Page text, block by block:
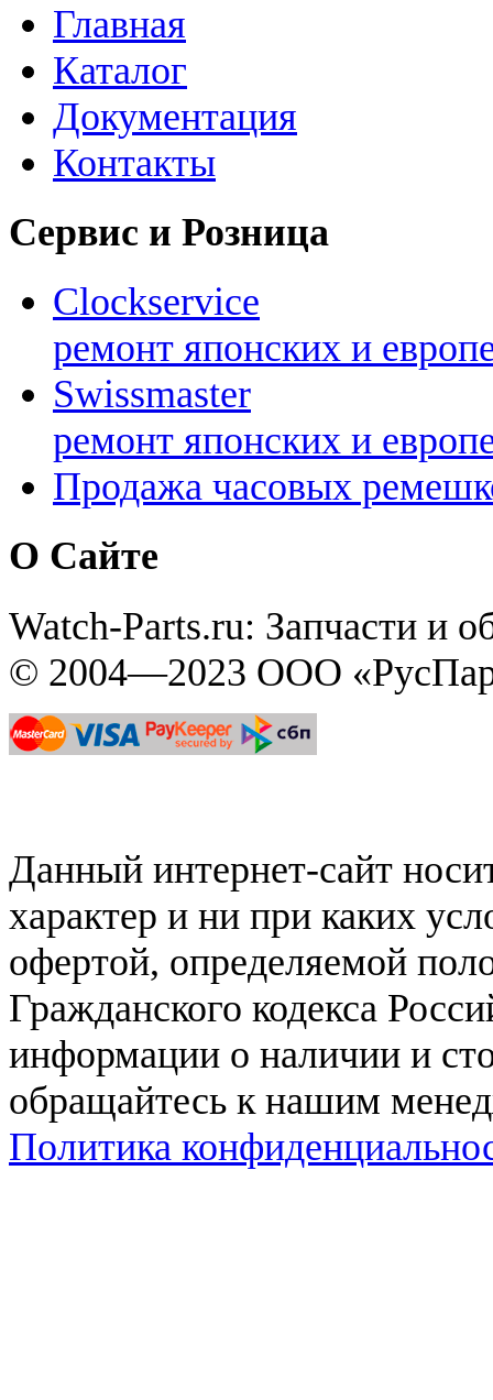
Главная
Каталог
Документация
Контакты
Сервис и Розница
Clockservice
ремонт японских и
Swissmaster
ремонт японских и
Продажа часовых
О Сайте
Watch-Parts.ru: Запчасти и
© 2004—2023 ООО
Данный интернет-сайт
характер и ни при каких
офертой, определяемой
Гражданского кодекса
информации о наличии и
обращайтесь к нашим
Политика